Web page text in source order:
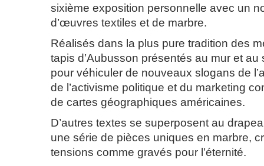
sixième exposition personnelle avec un
d’œuvres textiles et de marbre.
Réalisés dans la plus pure tradition des
tapis d’Aubusson présentés au mur et au
pour véhiculer de nouveaux slogans de
de l’activisme politique et du marketing
de cartes géographiques américaines.
D’autres textes se superposent au
une série de pièces uniques en marbre,
tensions comme gravés pour l’éternité.